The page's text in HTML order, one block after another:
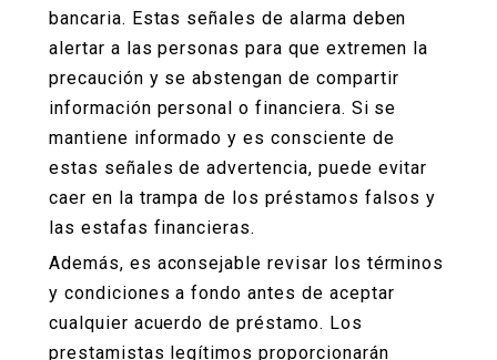
bancaria. Estas señales de alarma deben
alertar a las personas para que extremen la
precaución y se abstengan de compartir
información personal o financiera. Si se
mantiene informado y es consciente de
estas señales de advertencia, puede evitar
caer en la trampa de los préstamos falsos y
las estafas financieras.
Además, es aconsejable revisar los términos
y condiciones a fondo antes de aceptar
cualquier acuerdo de préstamo. Los
prestamistas legítimos proporcionarán